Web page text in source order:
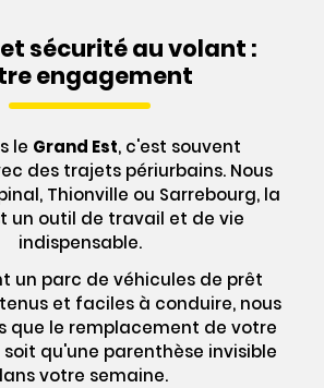
sécurité au volant :
engagement
le Grand Est, c'est souvent
des trajets périurbains. Nous
Thionville ou Sarrebourg, la
un outil de travail et de vie
indispensable.
un parc de véhicules de prêt
et faciles à conduire, nous
que le remplacement de votre
qu'une parenthèse invisible
votre semaine.